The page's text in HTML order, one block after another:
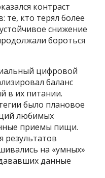
контраст
те, кто терял более
снижение
бороться
цифровой
баланс
в их питании.
было плановое
любимых
приемы пищи.
результатов
на «умных»
данные